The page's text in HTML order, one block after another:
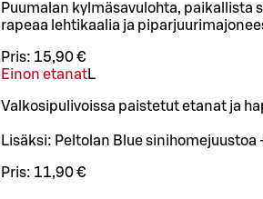
Puumalan kylmäsavulohta,
rapeaa lehtikaalia ja
Pris: 15,90 €
Einon etanatL
Valkosipulivoissa paistetut etanat ja
Lisäksi: Peltolan Blue sinihomejuustoa
Pris: 11,90 €